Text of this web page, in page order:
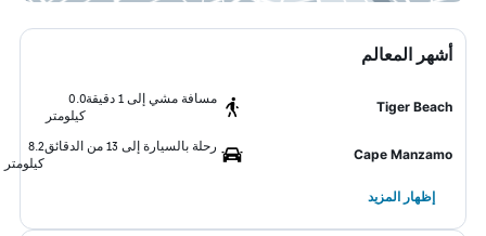
أشهر المعالم
Tiger Beach
مسافة مشي إلى 1 دقيقة
0.0
كيلومتر
Cape Manzamo
رحلة بالسيارة إلى 13 من الدقائق
8.2
كيلومتر
إظهار المزيد